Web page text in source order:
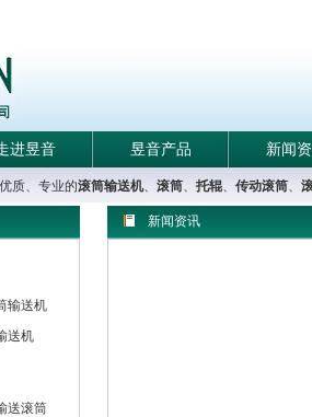
进昱音 昱音产品 新闻
质、专业的滚筒输送机、 滚筒、 托辊、 传动滚筒、
输送机
送机
送滚筒
新闻资讯